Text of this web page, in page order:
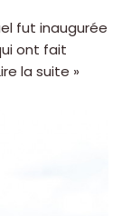
fut inaugurée
ont fait
la suite »